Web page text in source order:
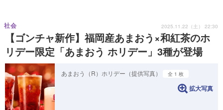
【ゴンチャ新作】福岡産あまおう×和紅茶のホ
リデー限定「あまおう ホリデー」3種が登場
社会 2025.11.22（土） 22:30
あまおう（R）ホリデー（提供写真） 全 1 枚
拡大写真